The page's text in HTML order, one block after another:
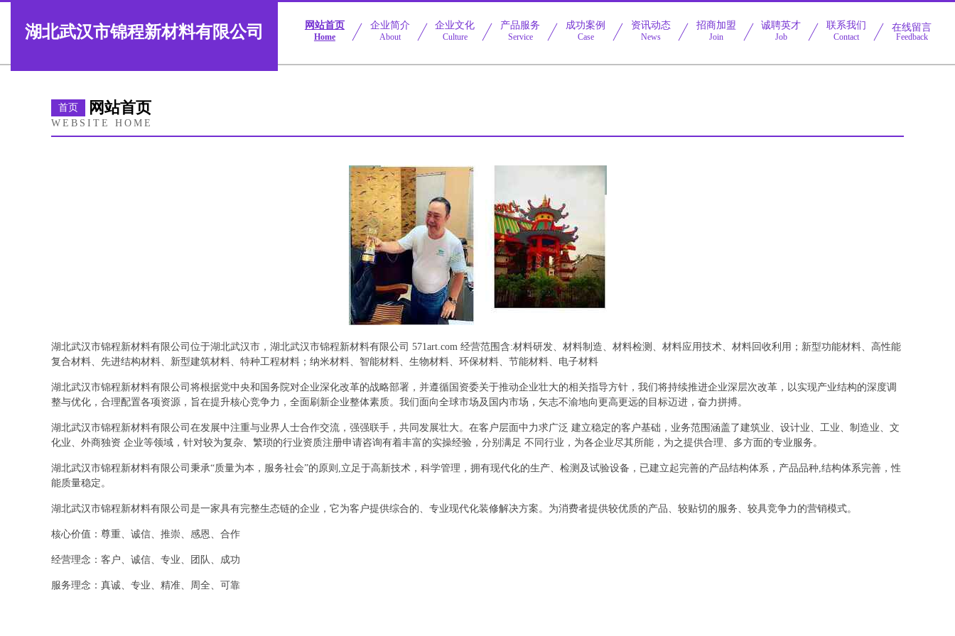
湖北武汉市锦程新材料有限公司 网站首页
Home
企业简介
About
企业文化
Culture
产品服务
Service
成功案例
Case
资讯动态
News
招商加盟
Join
诚聘英才
Job
联系我们
Contact
在线留言
Feedback
首页 网站首页
WEBSITE HOME
湖北武汉市锦程新材料有限公司位于湖北武汉市，湖北武汉市锦程新材料有限公司 571art.com 经营范围含:材料研发、材料制造、材料检测、材料应用技术、材料回收利用；新型功能材料、高性能
复合材料、先进结构材料、新型建筑材料、特种工程材料；纳米材料、智能材料、生物材料、环保材料、节能材料、电子材料
湖北武汉市锦程新材料有限公司将根据党中央和国务院对企业深化改革的战略部署，并遵循国资委关于推动企业壮大的相关指导方针，我们将持续推进企业深层次改革，以实现产业结构的深度调
整与优化，合理配置各项资源，旨在提升核心竞争力，全面刷新企业整体素质。我们面向全球市场及国内市场，矢志不渝地向更高更远的目标迈进，奋力拼搏。
湖北武汉市锦程新材料有限公司在发展中注重与业界人士合作交流，强强联手，共同发展壮大。在客户层面中力求广泛 建立稳定的客户基础，业务范围涵盖了建筑业、设计业、工业、制造业、文
化业、外商独资 企业等领域，针对较为复杂、繁琐的行业资质注册申请咨询有着丰富的实操经验，分别满足 不同行业，为各企业尽其所能，为之提供合理、多方面的专业服务。
湖北武汉市锦程新材料有限公司秉承“质量为本，服务社会”的原则,立足于高新技术，科学管理，拥有现代化的生产、检测及试验设备，已建立起完善的产品结构体系，产品品种,结构体系完善，性
能质量稳定。
湖北武汉市锦程新材料有限公司是一家具有完整生态链的企业，它为客户提供综合的、专业现代化装修解决方案。为消费者提供较优质的产品、较贴切的服务、较具竞争力的营销模式。
核心价值：尊重、诚信、推崇、感恩、合作
经营理念：客户、诚信、专业、团队、成功
服务理念：真诚、专业、精准、周全、可靠